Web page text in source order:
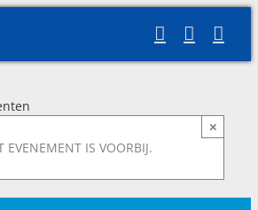
EVENEMENT IS VOORBIJ.
×